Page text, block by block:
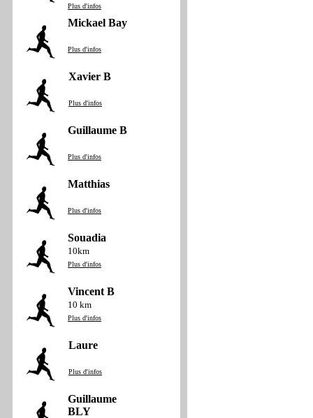
Plus d'infos
Mickael Bay
Plus d'infos
Xavier B
Plus d'infos
Guillaume B
Plus d'infos
Matthias
Plus d'infos
Souadia
10km
Plus d'infos
Vincent B
10 km
Plus d'infos
Laure
Plus d'infos
Guillaume
BLY